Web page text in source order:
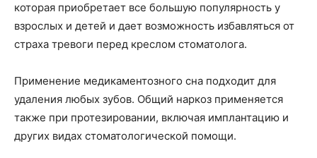
которая приобретает все большую популярность у
взрослых и детей и дает возможность избавляться от
страха тревоги перед креслом стоматолога.
Применение медикаментозного сна подходит для
удаления любых зубов. Общий наркоз применяется
также при протезировании, включая имплантацию и
других видах стоматологической помощи.